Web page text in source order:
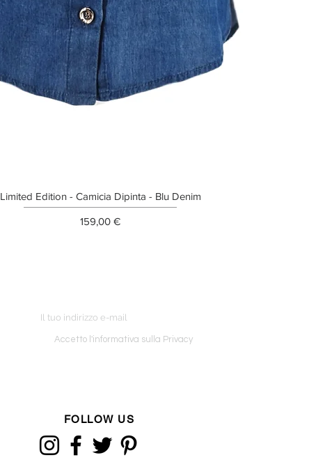
Limited Edition - Camicia Dipinta - Blu Denim
Prezzo
159,00 €
Accetto l'informativa sulla Privacy
FOLLOW US